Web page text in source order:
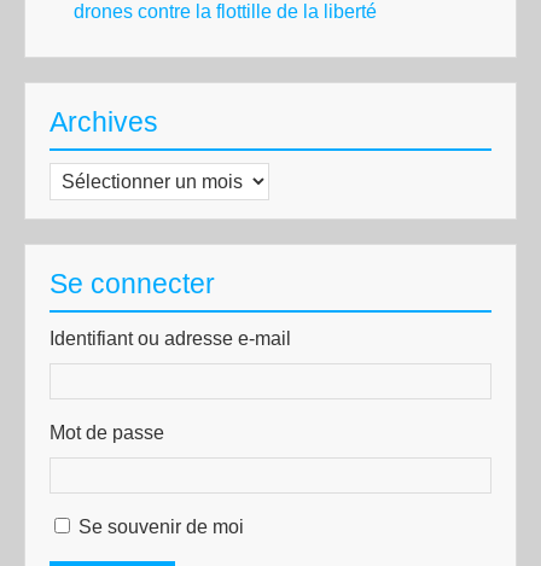
drones contre la flottille de la liberté
Archives
Archives
Se connecter
Identifiant ou adresse e-mail
Mot de passe
Se souvenir de moi